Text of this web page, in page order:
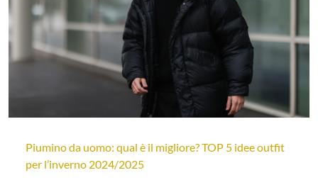
Piumino da uomo: qual è il migliore? TOP 5 idee outfit
per l’inverno 2024/2025